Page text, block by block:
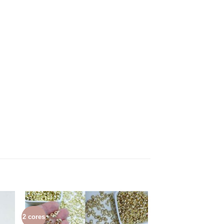
2 cores